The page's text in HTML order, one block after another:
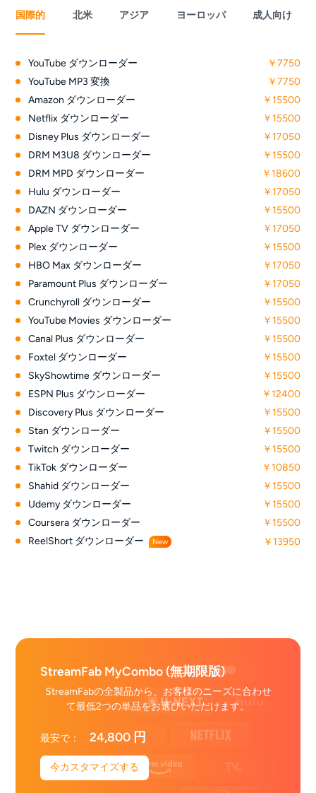
国際的 北米 アジア ヨーロッパ 成人向け
YouTube ダウンローダー
￥7750
YouTube MP3 変換
￥7750
Amazon ダウンローダー
￥15500
Netflix ダウンローダー
￥15500
Disney Plus ダウンローダー
￥17050
DRM M3U8 ダウンローダー
￥15500
DRM MPD ダウンローダー
￥18600
Hulu ダウンローダー
￥17050
DAZN ダウンローダー
￥15500
Apple TV ダウンローダー
￥17050
Plex ダウンローダー
￥15500
HBO Max ダウンローダー
￥17050
Paramount Plus ダウンローダー
￥17050
Crunchyroll ダウンローダー
￥15500
YouTube Movies ダウンローダー
￥15500
Canal Plus ダウンローダー
￥15500
Foxtel ダウンローダー
￥15500
SkyShowtime ダウンローダー
￥15500
ESPN Plus ダウンローダー
￥12400
Discovery Plus ダウンローダー
￥15500
Stan ダウンローダー
￥15500
Twitch ダウンローダー
￥15500
TikTok ダウンローダー
￥10850
Shahid ダウンローダー
￥15500
Udemy ダウンローダー
￥15500
Coursera ダウンローダー
￥15500
ReelShort ダウンローダー
New ￥13950
StreamFab MyCombo (無期限版)
StreamFabの全製品から、お客様のニーズに合わせ
て最低2つの単品をお選びいただけます。
最安で： 24,800 円
今カスタマイズする